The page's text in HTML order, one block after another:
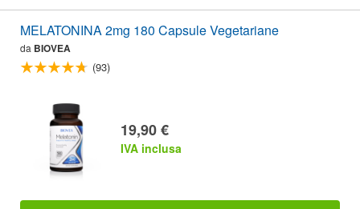
MELATONINA 2mg 180 Capsule Vegetariane
da BIOVEA
(93)
19,90 €
IVA inclusa